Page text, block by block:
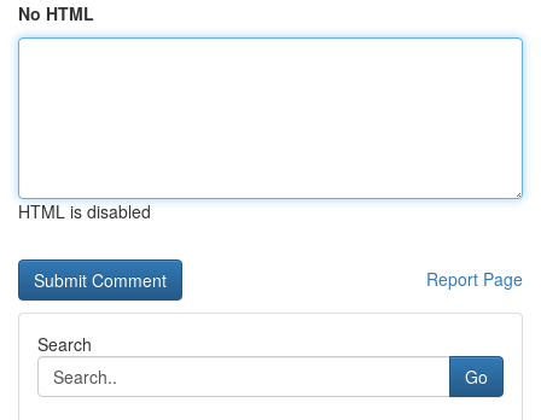
No HTML
HTML is disabled
Report Page
Search
Go